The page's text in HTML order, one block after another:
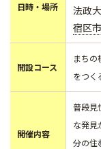
日時・場所
法政
宿区
開設コース
まちの
をつく
開催内容
普段見
な発見
分の住